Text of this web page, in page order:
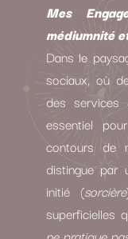
Mes
médiumnité
Dans le
sociaux, où
des services
essentiel
contours de
distingue par
initié (sorcière
superficielles